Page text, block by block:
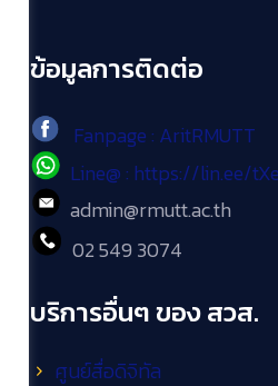
ข้อมูลการติดต่อ
Fanpage : AritRMUTT
Line@ : https://lin.ee/
admin@rmutt.ac.th
02 549 3074
บริการอื่นๆ ของ สวส.
ศูนย์สื่อดิจิทัล